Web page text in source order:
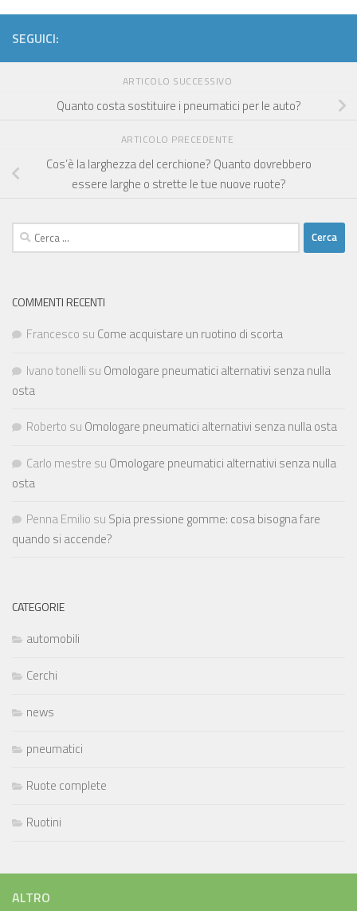
SEGUICI:
ARTICOLO SUCCESSIVO
Quanto costa sostituire i pneumatici per le auto?
ARTICOLO PRECEDENTE
Cos’è la larghezza del cerchione? Quanto dovrebbero
essere larghe o strette le tue nuove ruote?
Ricerca
per:
COMMENTI RECENTI
Francesco su Come acquistare un ruotino di scorta
Ivano tonelli su Omologare pneumatici alternativi senza nulla
osta
Roberto su Omologare pneumatici alternativi senza nulla osta
Carlo mestre su Omologare pneumatici alternativi senza nulla
osta
Penna Emilio su Spia pressione gomme: cosa bisogna fare
quando si accende?
CATEGORIE
automobili
Cerchi
news
pneumatici
Ruote complete
Ruotini
ALTRO